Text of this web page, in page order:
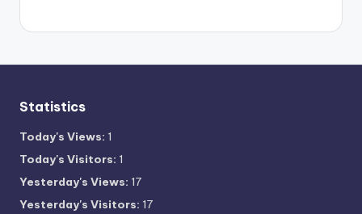
Statistics
Today's Views: 1
Today's Visitors: 1
Yesterday's Views: 17
Yesterday's Visitors: 17